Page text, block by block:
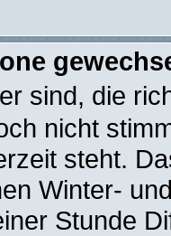
sind, die
nicht
steht.
Winter-
Stunde